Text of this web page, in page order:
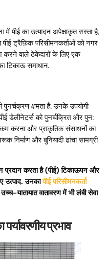
पीई का उत्पादन अपेक्षाकृत सस्ता है,
पीई ट्रैफ़िक परिसीमनकर्ताओं को नगर
वाले ठेकेदारों के लिए एक
टिकाऊ समाधान.
क्षमता है. उनके उपयोगी
डेलीनेटर्स को पुनर्चक्रित और पुन:
करना और प्राकृतिक संसाधनों का
निर्माण और बुनियादी ढांचा सामग्री
प्रदान करता है (पीई) टिकाऊपन और
उत्पाद. उनकापीई परिसीमनकर्ता
यातायात वातावरण में भी लंबी सेवा
प्रभाव